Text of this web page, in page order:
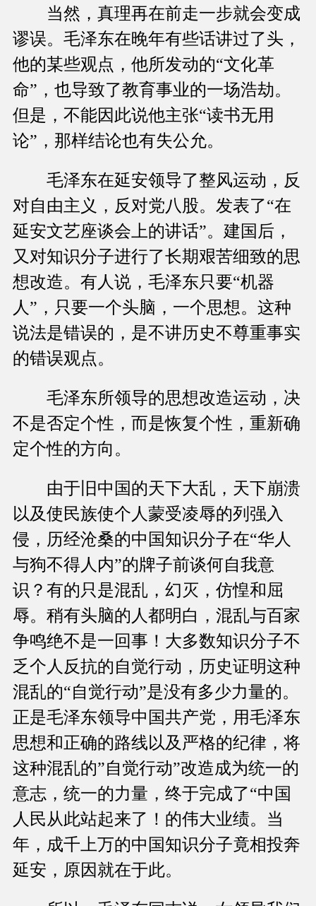
当然，真理再在前走一步就会变成
谬误。毛泽东在晚年有些话讲过了头，
他的某些观点，他所发动的“文化革
命”，也导致了教育事业的一场浩劫。
但是，不能因此说他主张“读书无用
论”，那样结论也有失公允。
毛泽东在延安领导了整风运动，反
对自由主义，反对党八股。发表了“在
延安文艺座谈会上的讲话”。建国后，
又对知识分子进行了长期艰苦细致的思
想改造。有人说，毛泽东只要“机器
人”，只要一个头脑，一个思想。这种
说法是错误的，是不讲历史不尊重事实
的错误观点。
毛泽东所领导的思想改造运动，决
不是否定个性，而是恢复个性，重新确
定个性的方向。
由于旧中国的天下大乱，天下崩溃
以及使民族使个人蒙受凌辱的列强入
侵，历经沧桑的中国知识分子在“华人
与狗不得人内”的牌子前谈何自我意
识？有的只是混乱，幻灭，仿惶和屈
辱。稍有头脑的人都明白，混乱与百家
争鸣绝不是一回事！大多数知识分子不
乏个人反抗的自觉行动，历史证明这种
混乱的“自觉行动”是没有多少力量的。
正是毛泽东领导中国共产党，用毛泽东
思想和正确的路线以及严格的纪律，将
这种混乱的”自觉行动”改造成为统一的
意志，统一的力量，终于完成了“中国
人民从此站起来了！的伟大业绩。当
年，成千上万的中国知识分子竟相投奔
延安，原因就在于此。